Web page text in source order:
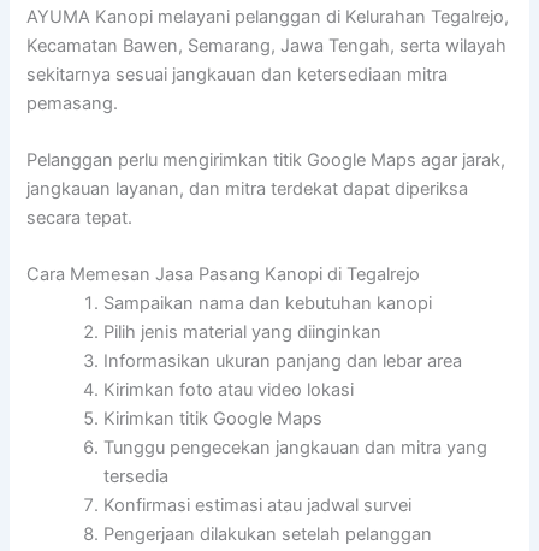
AYUMA Kanopi melayani pelanggan di Kelurahan Tegalrejo,
Kecamatan Bawen, Semarang, Jawa Tengah, serta wilayah
sekitarnya sesuai jangkauan dan ketersediaan mitra
pemasang.
Pelanggan perlu mengirimkan titik Google Maps agar jarak,
jangkauan layanan, dan mitra terdekat dapat diperiksa
secara tepat.
Cara Memesan Jasa Pasang Kanopi di Tegalrejo
Sampaikan nama dan kebutuhan kanopi
Pilih jenis material yang diinginkan
Informasikan ukuran panjang dan lebar area
Kirimkan foto atau video lokasi
Kirimkan titik Google Maps
Tunggu pengecekan jangkauan dan mitra yang
tersedia
Konfirmasi estimasi atau jadwal survei
Pengerjaan dilakukan setelah pelanggan